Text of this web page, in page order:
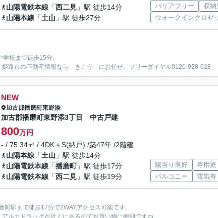
山陽電鉄本線 「西二見 」駅 徒歩14分
山陽本線 「土山 」駅 徒歩27分
バリアフリー
収納
ウォークインクロゼ
校まで徒歩15分。
市の不動産情報なら きこう にお任せ。フリーダイヤル0120-928-028
NEW
加古郡播磨町東野添
加古郡播磨町東野添3丁目 中古戸建
800万円
- / 75.34㎡ / 4DK＋S(納戸) /築47年 /2階建
山陽本線 「土山 」駅 徒歩14分
山陽電鉄本線 「播磨町」駅 徒歩17分
山陽電鉄本線 「西二見 」駅 徒歩19分
陽当り良好 専用庭
バルコニー
電気有
駅まで徒歩17分で2WAYアクセス可能です。
ルカドラッグが近くにあるのでお買い物に便利ですね。